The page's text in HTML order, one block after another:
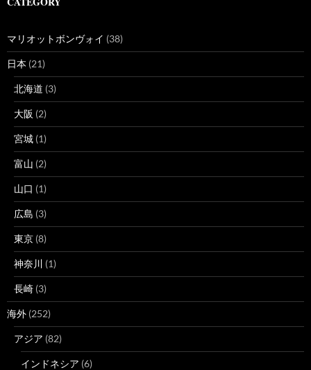
マリオットボンヴォイ (38)
日本 (21)
北海道 (3)
大阪 (2)
宮城 (1)
富山 (2)
山口 (1)
広島 (3)
東京 (8)
神奈川 (1)
長崎 (3)
海外 (252)
アジア (82)
インドネシア (6)